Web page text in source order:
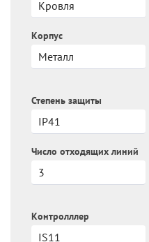
Корпус
Степень защиты
Число отходящих линий
Контролллер